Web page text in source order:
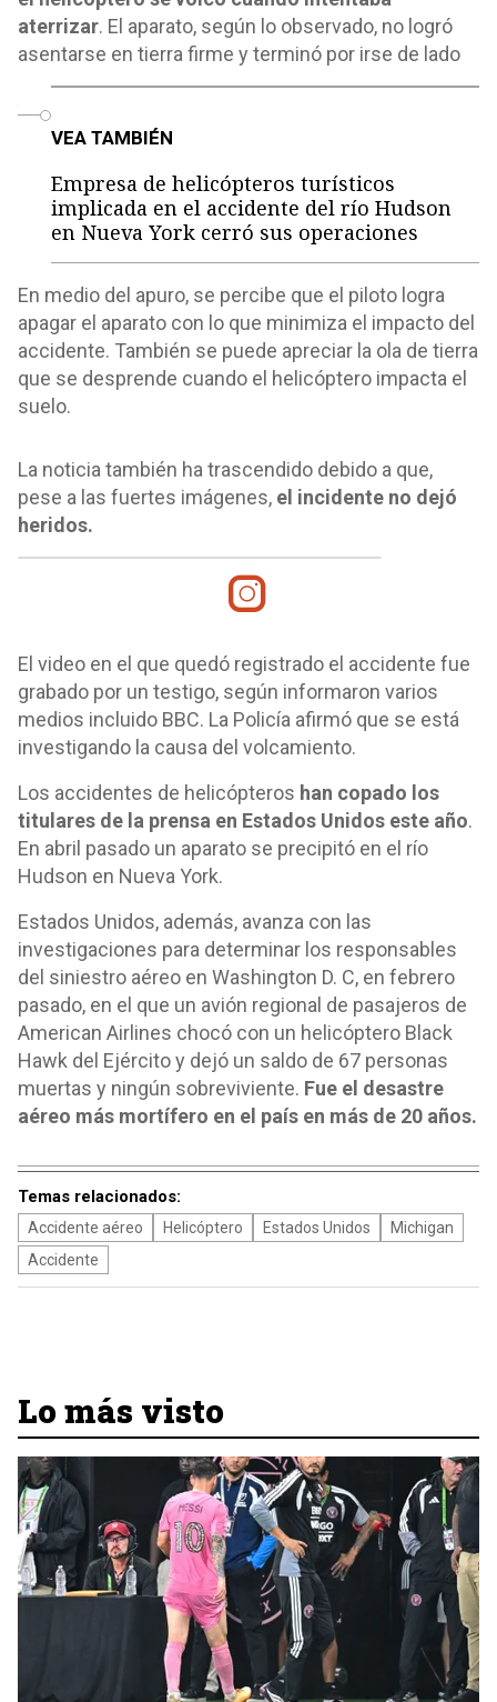
aterrizar. El aparato, según lo observado, no logró
asentarse en tierra firme y terminó por irse de lado
VEA TAMBIÉN
Empresa de helicópteros turísticos
implicada en el accidente del río Hudson
en Nueva York cerró sus operaciones
En medio del apuro, se percibe que el piloto logra
apagar el aparato con lo que minimiza el impacto del
accidente. También se puede apreciar la ola de tierra
que se desprende cuando el helicóptero impacta el
suelo.
La noticia también ha trascendido debido a que,
pese a las fuertes imágenes, el incidente no dejó
heridos.
El video en el que quedó registrado el accidente fue
grabado por un testigo, según informaron varios
medios incluido BBC. La Policía afirmó que se está
investigando la causa del volcamiento.
Los accidentes de helicópteros han copado los
titulares de la prensa en Estados Unidos este año.
En abril pasado un aparato se precipitó en el río
Hudson en Nueva York.
Estados Unidos, además, avanza con las
investigaciones para determinar los responsables
del siniestro aéreo en Washington D. C, en febrero
pasado, en el que un avión regional de pasajeros de
American Airlines chocó con un helicóptero Black
Hawk del Ejército y dejó un saldo de 67 personas
muertas y ningún sobreviviente. Fue el desastre
aéreo más mortífero en el país en más de 20 años.
Temas relacionados:
Accidente aéreo Helicóptero Estados Unidos
Michigan
Accidente
Lo más visto